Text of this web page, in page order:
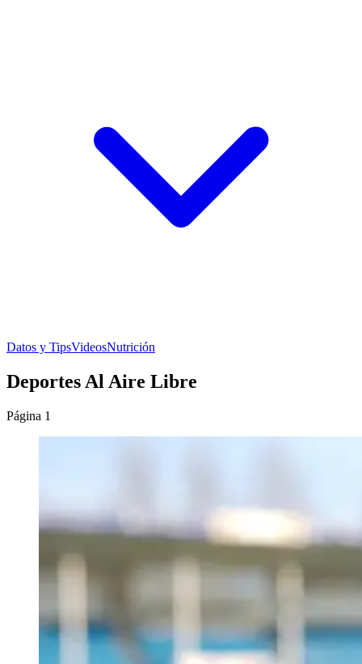
Datos y TipsVideosNutrición
Deportes Al Aire Libre
Página 1